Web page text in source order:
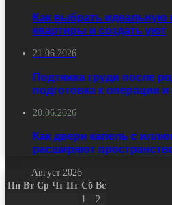
Как выбрать идеальную
квартиры и создать уют
21.06.2026
Подтяжка груди после
подготовка к операции
20.06.2026
Как двери капель с
расширяют
Август 2026
Пн Вт Ср Чт Пт Сб Вс
1
2